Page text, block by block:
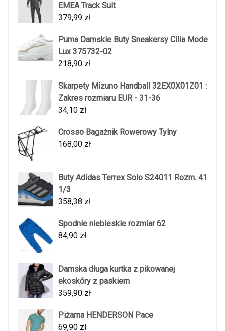
EMEA Track Suit
379,99 zł
Puma Damskie Buty Sneakersy Cilia Mode
Lux 375732-02
218,90 zł
Skarpety Mizuno Handball 32EX0X01Z01 :
Zakres rozmiaru EUR - 31-36
34,10 zł
Crosso Bagażnik Rowerowy Tylny
168,00 zł
Buty Adidas Terrex Solo S24011 Rozm. 41
1/3
358,38 zł
Spodnie niebieskie rozmiar 62
84,90 zł
Damska długa kurtka z pikowanej
ekoskóry z paskiem
359,90 zł
Piżama HENDERSON Pace
69,90 zł